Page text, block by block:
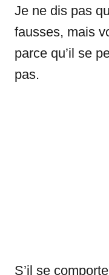
Je ne dis pas
fausses, mais
parce qu’il se
pas.
S’il se